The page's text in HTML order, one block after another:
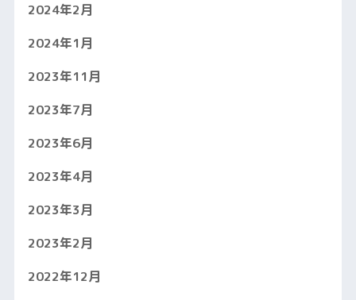
2024年2月
2024年1月
2023年11月
2023年7月
2023年6月
2023年4月
2023年3月
2023年2月
2022年12月